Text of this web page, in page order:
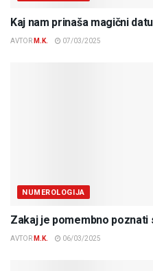
Kaj nam prinaša magični
AVTOR M.K. 07/03/2025
NUMEROLOGIJA
Zakaj je pomembno
AVTOR M.K. 06/03/2025